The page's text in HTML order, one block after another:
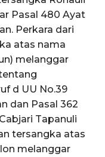
Pasal 480 Ayat
Perkara dari
atas nama
melanggar
tentang
d UU No.39
dan Pasal 362
Tapanuli
tersangka atas
melanggar